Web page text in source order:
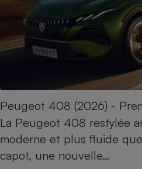
Peugeot 408 (2026) -
La Peugeot 408 restylée
moderne et plus fluide
capot, une nouvelle…